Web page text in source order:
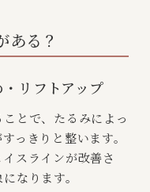
ある？
リフトアップ
とで、たるみによっ
っきりと整います。
スラインが改善さ
なります。